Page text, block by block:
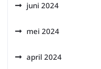
juni 2024
mei 2024
april 2024